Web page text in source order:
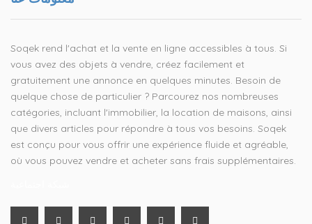
Soqek rend l'achat et la vente en ligne accessibles à tous. Si
vous avez des objets à vendre, créez facilement et
gratuitement une annonce en quelques minutes. Besoin de
quelque chose de particulier ? Parcourez nos nombreuses
catégories, incluant l'immobilier, la location de maisons, ainsi
que divers articles pour répondre à tous vos besoins. Soqek
est conçu pour vous offrir une expérience fluide et agréable,
où vous pouvez vendre et acheter sans frais supplémentaires.